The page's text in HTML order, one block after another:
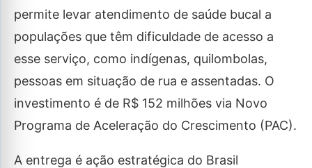
permite levar atendimento de saúde bucal a
populações que têm dificuldade de acesso a
esse serviço, como indígenas, quilombolas,
pessoas em situação de rua e assentadas. O
investimento é de R$ 152 milhões via Novo
Programa de Aceleração do Crescimento (PAC).
A entrega é ação estratégica do Brasil